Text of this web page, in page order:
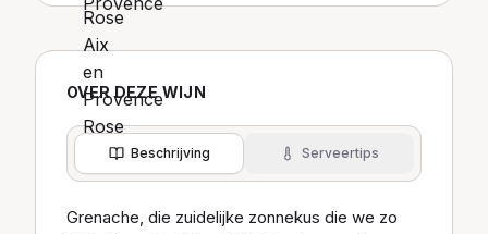
OVER DEZE WIJN
Beschrijving Serveertips
Grenache, die zuidelijke zonnekus die we zo